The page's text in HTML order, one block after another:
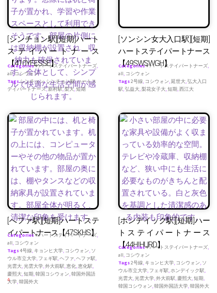
[シンチョン駅][短期]ハート
ステイパートナース
【410YEESSE】
Categories♥ ハートステイパートナーズ,
all,コシウォン
Tagsシンチョン,シンチョン駅,ハートス
テイパートナース,新村駅,梨大,短期
[ソンシン女大入口駅][短期]
ハートステイパートナース
【49SWSWGH】
Categories♥ ハートステイパートナーズ,
all, コシウォン
Tags2号線, コシウォン,延世大,弘大入口
駅,弘益大,梨花女子大,短期,西江大
[へファ駅][短期]ハートステ
イパートナース【47SKHS】
Categories♥ ハートステイパートナーズ,
all, コシウォン
Tags4号線, キョンヒ大学, コシウォン, ソ
ウル市立大学, フェギ駅,ヘファ,ヘファ駅,
光雲大,光雲大学,外大前駅,恵化,恵化駅,
慶熙大,短期,韓国コシウォン,韓国外国語
大学,韓国外大
4
[ホンデイック駅][短期]ハー
トステイパートナース
【44HIHURD】
Categories♥ ハートステイパートナーズ,
all, コシウォン
Tags2号線, キョンヒ大学, コシウォン, ソ
ウル市立大学, フェギ駅,ホンデイック駅,
光雲大,光雲大学,外大前駅, 慶熙大,短期,
韓国コシウォン,韓国外国語大学,韓国外大